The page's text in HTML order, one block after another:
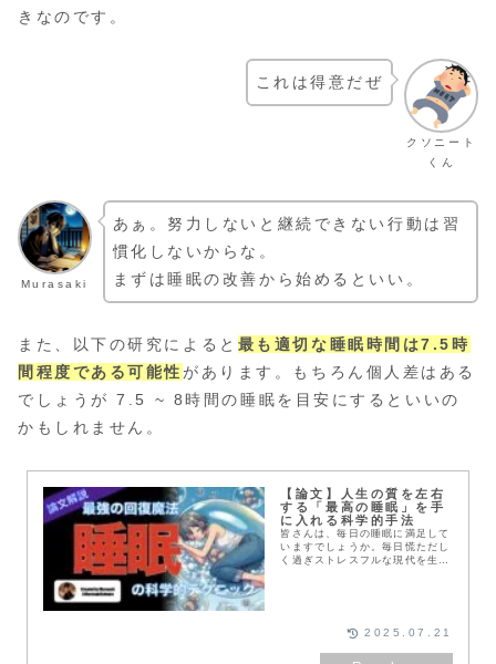
きなのです。
クソニート
くん
これは得意だぜ
Murasaki
あぁ。努力しないと継続できない行動は習
慣化しないからな。
まずは睡眠の改善から始めるといい。
また、以下の研究によると 最も適切な睡眠時間は7.5時
間程度である可能性 があります。もちろん個人差はある
でしょうが 7.5 ~ 8時間の睡眠を目安にするといいの
かもしれません。
【論文】人生の質を左右
する「最高の睡眠」を手
に入れる科学的手法
皆さんは、毎日の睡眠に満足して
いますでしょうか。毎日慌ただし
く過ぎストレスフルな現代を生き
2025.07.21